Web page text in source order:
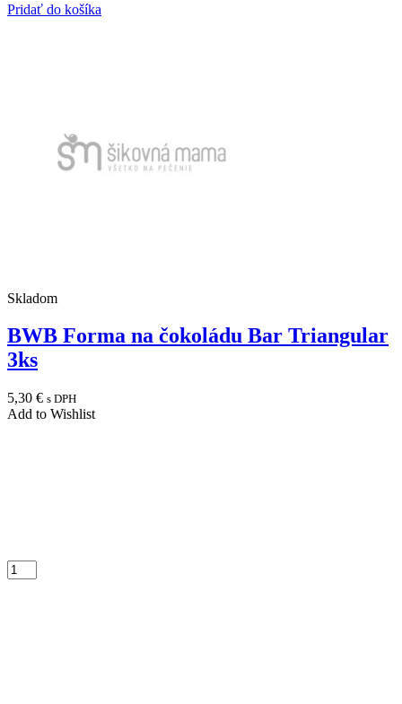
Pridať do košíka
Skladom
BWB Forma na čokoládu Bar Triangular
3ks
5,30 € s DPH
Add to Wishlist